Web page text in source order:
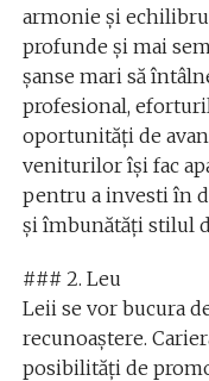
armonie și
profunde și mai
șanse mari să
profesional,
oportunități de
veniturilor își fac
pentru a investi în
și îmbunătăți stilul
### 2. Leu
Leii se vor bucura
recunoaștere.
posibilități de